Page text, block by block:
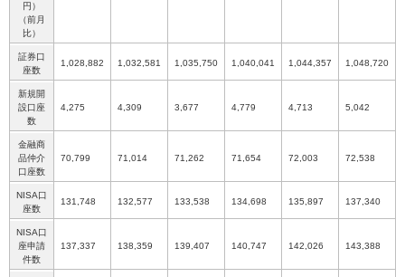
円）
（前月
比）
証券口
座数
1,028,882 1,032,581 1,035,750 1,040,041 1,044,357 1,048,720
新規開
設口座
数
4,275 4,309 3,677 4,779 4,713 5,042
金融商
品仲介
口座数
70,799 71,014 71,262 71,654 72,003 72,538
NISA口
座数
131,748 132,577 133,538 134,698 135,897 137,340
NISA口
座申請
件数
137,337 138,359 139,407 140,747 142,026 143,388